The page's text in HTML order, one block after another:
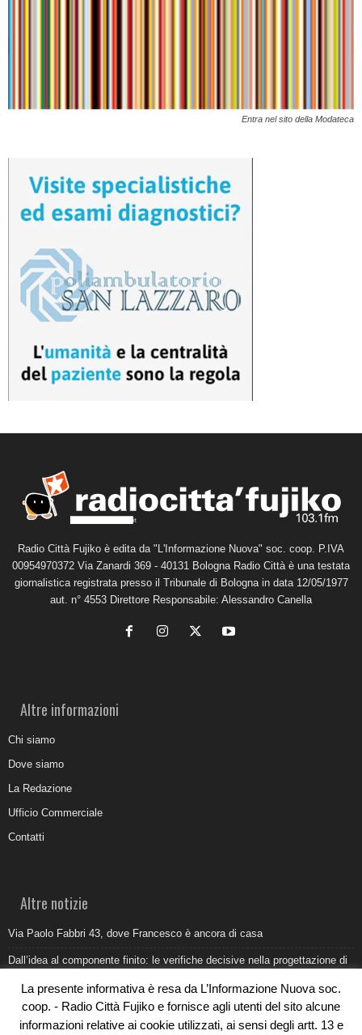
Entra nel sito della Modateca
Radio Città Fujiko è edita da "L'Informazione Nuova" soc. coop. P.IVA
00954970372 Via Zanardi 369 - 40131 Bologna Radio Città è una testata
giornalistica registrata presso il Tribunale di Bologna in data 12/05/1977
aut. n° 4553 Direttore Responsabile: Alessandro Canella
Altre informazioni
Chi siamo
Dove siamo
La Redazione
Ufficio Commerciale
Contatti
Altre notizie
Via Paolo Fabbri 43, dove Francesco è ancora di casa
Dall’idea al componente finito: le verifiche decisive nella progettazione di
Belvedere Marittimo e il report ARPACAL 2026 sulla qualità del mare
Come organizzare e allestire una camera ardente per l’ultimo saluto
La presente informativa è resa da L’Informazione Nuova soc.
coop. - Radio Città Fujiko e fornisce agli utenti del sito alcune
informazioni relative ai cookie utilizzati, ai sensi degli artt. 13 e